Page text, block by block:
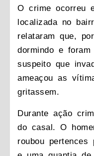
O crime ocorreu
localizada no
relataram que,
dormindo e foram
suspeito que
ameaçou as
gritassem.
Durante ação
do casal. O
roubou pertences